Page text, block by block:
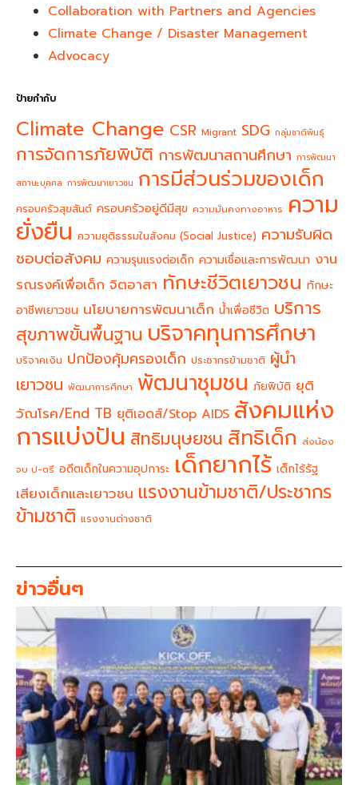
Collaboration with Partners and Agencies
Climate Change / Disaster Management
Advocacy
ป้ายกำกับ
Climate Change CSR Migrant SDG กลุ่มชาติพันธุ์
การจัดการภัยพิบัติ การพัฒนาสถานศึกษา การพัฒนา
สถานะบุคคล การพัฒนาเยาวชน การมีส่วนร่วมของเด็ก
ครอบครัวสุขสันต์ ครอบครัวอยู่ดีมีสุข ความมั่นคงทางอาหาร ความ
ยั่งยืน ความยุติธรรมในสังคม (Social Justice) ความรับผิด
ชอบต่อสังคม ความรุนแรงต่อเด็ก ความเชื่อและการพัฒนา งาน
รณรงค์เพื่อเด็ก จิตอาสา ทักษะชีวิตเยาวชน ทักษะ
อาชีพเยาวชน นโยบายการพัฒนาเด็ก น้ำเพื่อชีวิต บริการ
สุขภาพขั้นพื้นฐาน บริจาคทุนการศึกษา
บริจาคเงิน ปกป้องคุ้มครองเด็ก ประชากรข้ามชาติ ผู้นำ
เยาวชน พัฒนาการศึกษา พัฒนาชุมชน ภัยพิบัติ ยุติ
วัณโรค/End TB ยุติเอดส์/Stop AIDS สังคมแห่ง
การแบ่งปัน สิทธิมนุษยชน สิทธิเด็ก ส่งน้อง
จบ ป-ตรี อดีตเด็กในความอุปการะ เด็กยากไร้ เด็กไร้รัฐ
เสียงเด็กและเยาวชน แรงงานข้ามชาติ/ประชากร
ข้ามชาติ แรงงานต่างชาติ
ข่าวอื่นๆ